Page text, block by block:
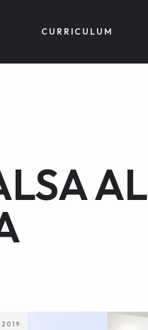
CURRICULUM
AL
2019